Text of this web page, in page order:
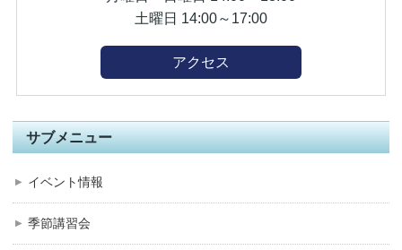
土曜日 14:00～17:00
アクセス
サブメニュー
イベント情報
季節講習会